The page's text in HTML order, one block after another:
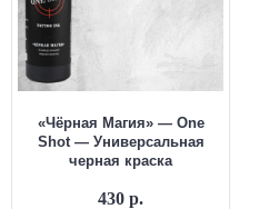
«Чёрная Магия» — One
Shot — Универсальная
черная краска
430 р.